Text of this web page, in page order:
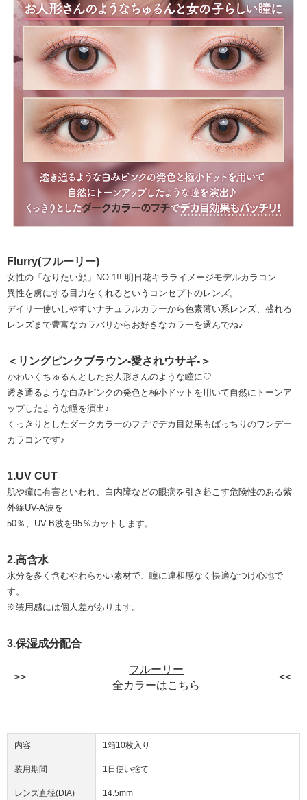
Flurry(フルーリー)
女性の「なりたい顔」NO.1!! 明日花キラライメージモデルカラコン
異性を虜にする目力をくれるというコンセプトのレンズ。
デイリー使いしやすいナチュラルカラーから色素薄い系レンズ、盛れる
レンズまで豊富なカラバリからお好きなカラーを選んでね♪
＜リングピンクブラウン-愛されウサギ-＞
かわいくちゅるんとしたお人形さんのような瞳に♡
透き通るような白みピンクの発色と極小ドットを用いて自然にトーンア
ップしたような瞳を演出♪
くっきりとしたダークカラーのフチでデカ目効果もばっちりのワンデー
カラコンです♪
1.UV CUT
肌や瞳に有害といわれ、白内障などの眼病を引き起こす危険性のある紫
外線UV-A波を
50％、UV-B波を95％カットします。
2.高含水
水分を多く含むやわらかい素材で、瞳に違和感なく快適なつけ心地で
す。
※装用感には個人差があります。
3.保湿成分配合
フルーリー
全カラーはこちら
内容 1箱10枚入り
装用期間 1日使い捨て
レンズ直径(DIA) 14.5mm